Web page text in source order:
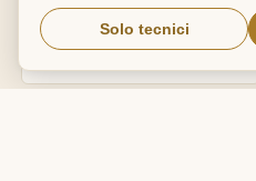
MedicalVocabulary.org
Solo tecnici